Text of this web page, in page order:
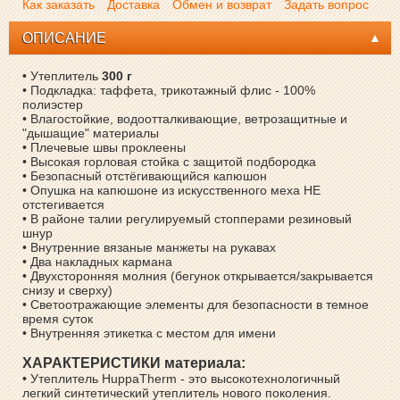
Как заказать Доставка Обмен и возврат Задать вопрос
ОПИСАНИЕ
• Утеплитель300 г
• Подкладка: таффета, трикотажный флис - 100%
полиэстер
• Влагостойкие, водоотталкивающие, ветрозащитные и
"дышащие" материалы
• Плечевые швы проклеены
• Высокая горловая стойка с защитой подбородка
• Безопасный отстёгивающийся капюшон
• Опушка на капюшоне из искусственного меха НЕ
отстегивается
• В районе талии регулируемый стопперами резиновый
шнур
• Внутренние вязаные манжеты на рукавах
• Два накладных кармана
• Двухсторонняя молния (бегунок открывается/закрывается
снизу и сверху)
• Светоотражающие элементы для безопасности в темное
время суток
• Внутренняя этикетка с местом для имени
ХАРАКТЕРИСТИКИ материала:
• Утеплитель HuppaTherm - это высокотехнологичный
легкий синтетический утеплитель нового поколения.